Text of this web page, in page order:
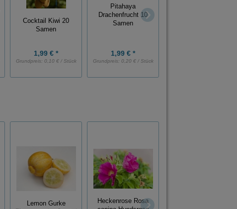
Cocktail Kiwi 20
Samen
1,99 € *
Grundpreis: 0,10 € / Stück
Pitahaya
Drachenfrucht 10
Samen
1,99 € *
Grundpreis: 0,20 € / Stück
Lemon Gurke
Heckenrose Rosa